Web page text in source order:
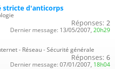
stricte d'anticorps
Réponses: 2
Dernier message: 13/05/2007, 20h29
- Réseau - Sécurité générale
Réponses: 6
Dernier message: 07/01/2007, 18h04